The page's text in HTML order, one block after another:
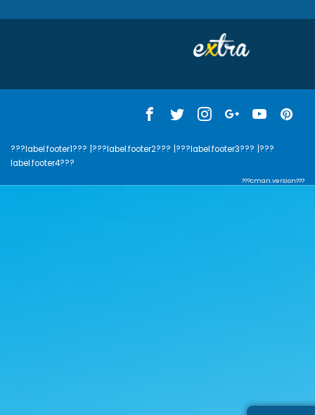
???label.footer1??? |???label.footer2??? |???label.footer3??? |???
label.footer4???
???cman.version???